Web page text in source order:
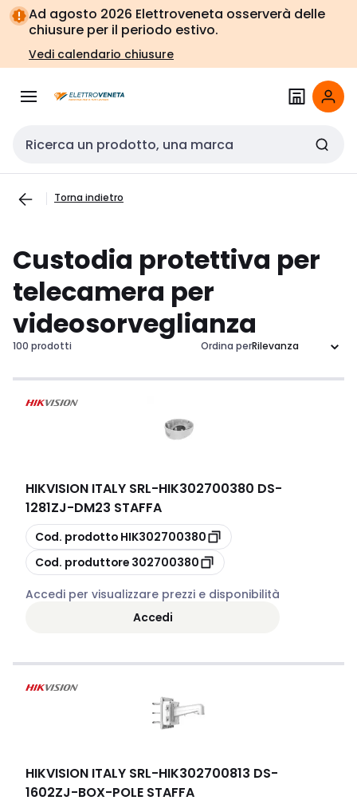
Vai alla
navigazione
Vai
alla
pagina
Ad agosto 2026 Elettroveneta osserverà delle
chiusure per il periodo estivo.
Vedi calendario chiusure
Cerca input
Torna indietro
Custodia protettiva per
telecamera per
videosorveglianza
100 prodotti Ordina per
HIKVISION ITALY SRL-HIK302700380 DS-
1281ZJ-DM23 STAFFA
copia
Cod. prodotto HIK302700380
copia
Cod. produttore 302700380
Accedi per visualizzare prezzi e disponibilità
Accedi
HIKVISION ITALY SRL-HIK302700813 DS-
1602ZJ-BOX-POLE STAFFA